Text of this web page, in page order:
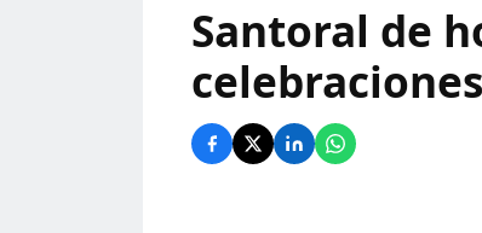
Santoral de